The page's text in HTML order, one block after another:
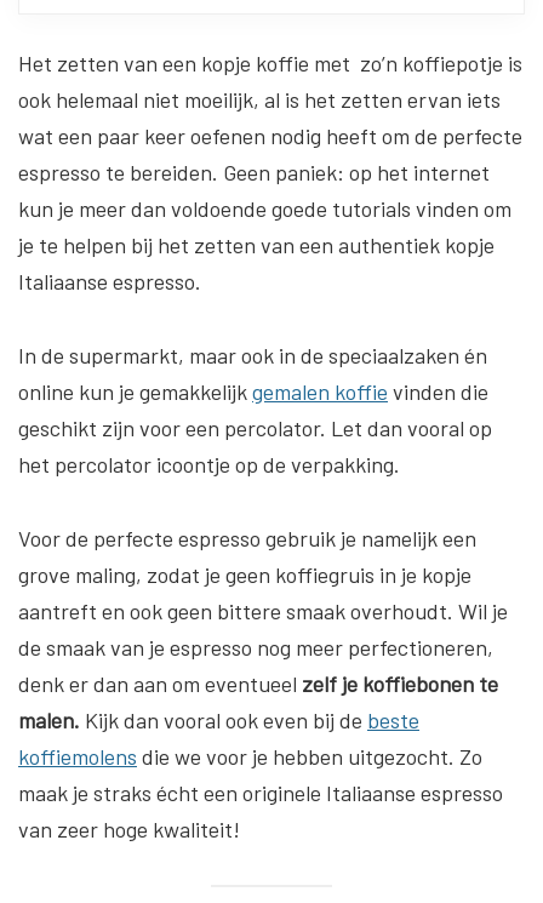
Het zetten van een kopje koffie met zo’n koffiepotje is
ook helemaal niet moeilijk, al is het zetten ervan iets
wat een paar keer oefenen nodig heeft om de perfecte
espresso te bereiden. Geen paniek: op het internet
kun je meer dan voldoende goede tutorials vinden om
je te helpen bij het zetten van een authentiek kopje
Italiaanse espresso.
In de supermarkt, maar ook in de speciaalzaken én
online kun je gemakkelijkgemalen koffie vinden die
geschikt zijn voor een percolator. Let dan vooral op
het percolator icoontje op de verpakking.
Voor de perfecte espresso gebruik je namelijk een
grove maling, zodat je geen koffiegruis in je kopje
aantreft en ook geen bittere smaak overhoudt. Wil je
de smaak van je espresso nog meer perfectioneren,
denk er dan aan om eventueel zelf je koffiebonen te
malen. Kijk dan vooral ook even bij de beste
koffiemolens die we voor je hebben uitgezocht. Zo
maak je straks écht een originele Italiaanse espresso
van zeer hoge kwaliteit!